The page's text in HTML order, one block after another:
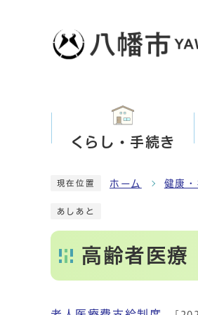
くらし・手続き
現在位置 ホーム 健康・
あしあと
高齢者医療